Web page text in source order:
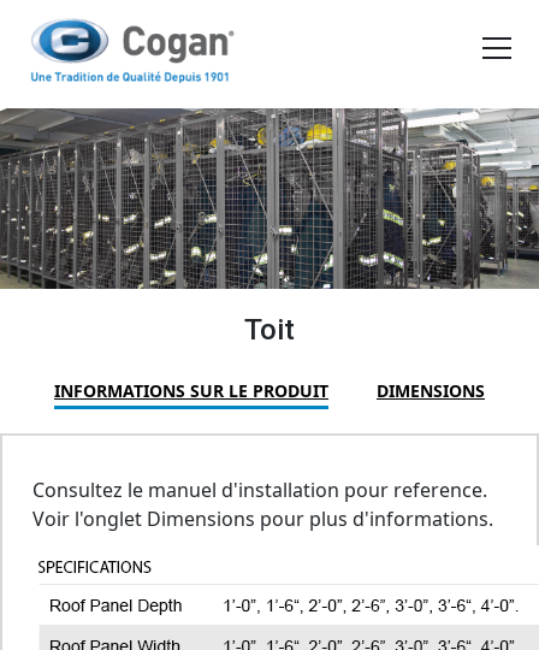
PRODUITS
OUTILS D'ACHAT
DEMANDER UN DEVIS
EN FR
Toit
INFORMATIONS SUR LE PRODUIT DIMENSIONS
Consultez le manuel d'installation pour reference.
Voir l'onglet Dimensions pour plus d'informations.